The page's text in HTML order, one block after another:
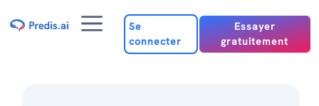
au
Menu
Se
connecter
Essayer
gratuitement